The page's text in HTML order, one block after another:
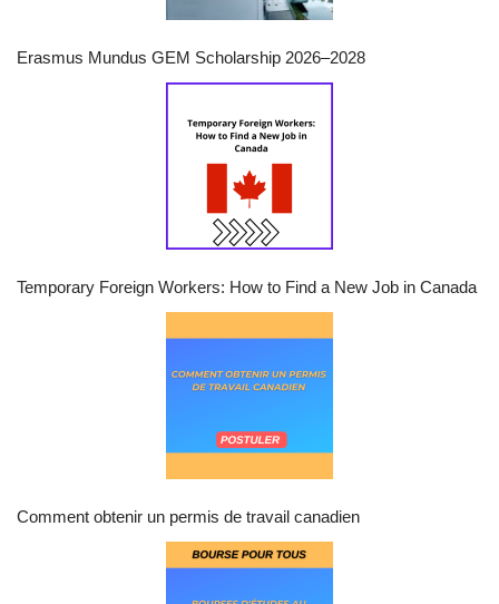
Erasmus Mundus GEM Scholarship 2026–2028
Temporary Foreign Workers: How to Find a New Job in Canada
Comment obtenir un permis de travail canadien